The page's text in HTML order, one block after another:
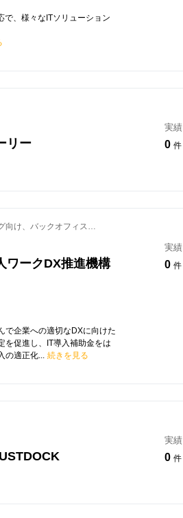
、様々なITソリューション
リー
実績
0 件
け、バックオフィス向
ワークDX推進機構
実績
0 件
で企業への適切なDXに向けた
を促進し、IT導入補助金をは
の適正化... 続きを見る
実績
0 件